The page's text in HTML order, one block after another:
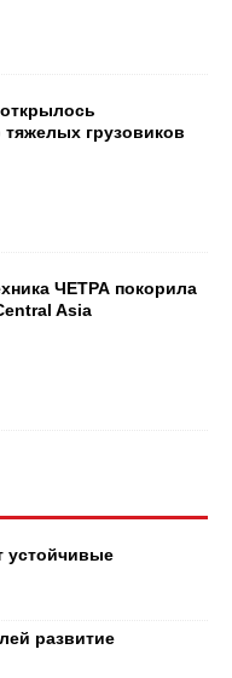
тяжелых грузовиков
ЧЕТРА покорила
Asia
устойчивые
развитие